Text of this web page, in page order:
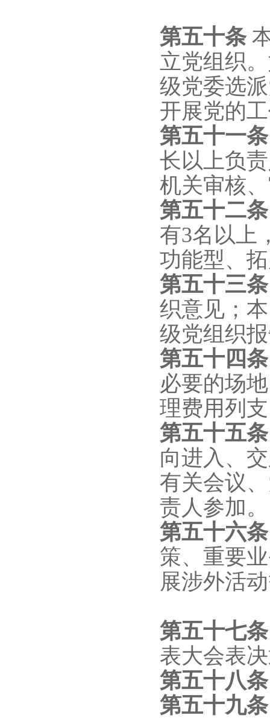
第五十条
立党组织
级党委选
开展党的
第五十一条
长以上负
机关审核
第五十二条
有3名以上
功能型、
第五十三条
织意见；
级党组织
第五十四条
必要的场
理费用列
第五十五条
向进入、
有关会议
责人参加。
第五十六条
策、重要
展涉外活
第五十七
表大会表
第五十八
第五十九